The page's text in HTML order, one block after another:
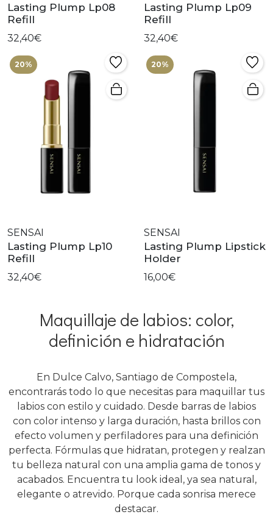
Lasting Plump Lp08
Refill
32,40€
Lasting Plump Lp09
Refill
32,40€
20%
SENSAI
Lasting Plump Lp10
Refill
32,40€
20%
SENSAI
Lasting Plump Lipstick
Holder
16,00€
Maquillaje de labios: color,
definición e hidratación
En Dulce Calvo, Santiago de Compostela,
encontrarás todo lo que necesitas para maquillar tus
labios con estilo y cuidado. Desde barras de labios
con color intenso y larga duración, hasta brillos con
efecto volumen y perfiladores para una definición
perfecta. Fórmulas que hidratan, protegen y realzan
tu belleza natural con una amplia gama de tonos y
acabados. Encuentra tu look ideal, ya sea natural,
elegante o atrevido. Porque cada sonrisa merece
destacar.